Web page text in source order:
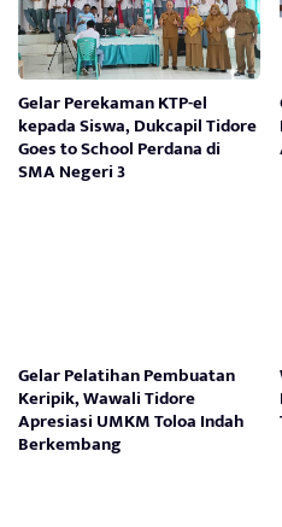
Gelar Perekaman KTP-el
kepada Siswa, Dukcapil Tidore
Goes to School Perdana di
SMA Negeri 3
Gelar Pelatihan Pembuatan
Keripik, Wawali Tidore
Apresiasi UMKM Toloa Indah
Berkembang